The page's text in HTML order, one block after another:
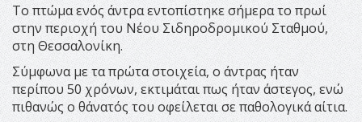
Το πτώμα ενός άντρα εντοπίστηκε σήμερα το πρωί
στην περιοχή του Νέου Σιδηροδρομικού Σταθμού,
στη Θεσσαλονίκη.
Σύμφωνα με τα πρώτα στοιχεία, ο άντρας ήταν
περίπου 50 χρόνων, εκτιμάται πως ήταν άστεγος, ενώ
πιθανώς ο θάνατός του οφείλεται σε παθολογικά αίτια.